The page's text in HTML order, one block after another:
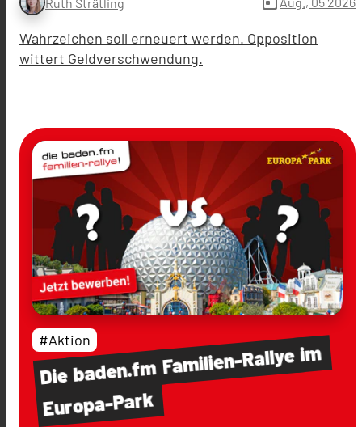
Wahrzeichen soll erneuert werden. Opposition
wittert Geldverschwendung.
Diebaden.fmFamilien-Rallyeim
Europa-Park
#Aktion